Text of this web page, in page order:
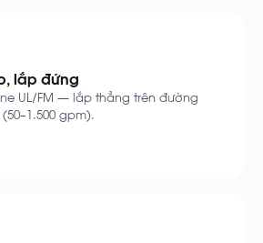
lắp đứng
UL/FM — lắp thẳng trên đường
gpm).